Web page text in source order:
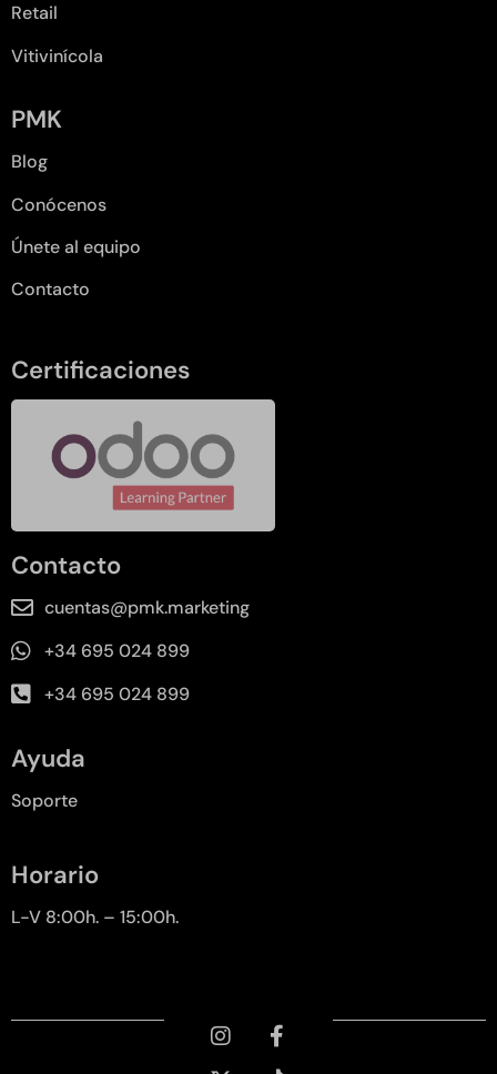
Retail
Vitivinícola
PMK
Blog
Conócenos
Únete al equipo
Contacto
Certificaciones
Contacto
cuentas@pmk.marketing
+34 695 024 899
+34 695 024 899
Ayuda
Soporte
Horario
L-V 8:00h. – 15:00h.